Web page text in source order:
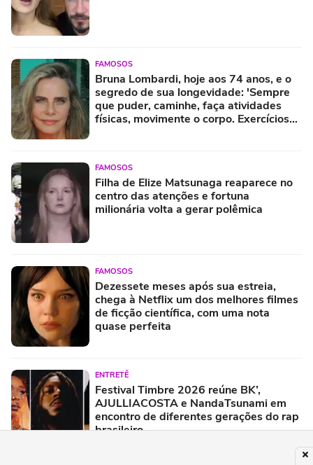
FAMOSOS
Bruna Lombardi, hoje aos 74 anos, e o
segredo de sua longevidade: 'Sempre
que puder, caminhe, faça atividades
físicas, movimente o corpo. Exercícios
FAMOSOS
Filha de Elize Matsunaga reaparece no
centro das atenções e fortuna
milionária volta a gerar polêmica
FAMOSOS
Dezessete meses após sua estreia,
chega à Netflix um dos melhores filmes
de ficção científica, com uma nota
quase perfeita
ENTRETÊ
Festival Timbre 2026 reúne BK’,
AJULLIACOSTA e NandaTsunami em
encontro de diferentes gerações do rap
brasileiro